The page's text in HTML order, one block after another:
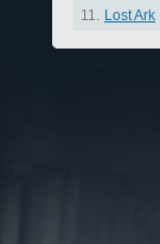
11. Lost Ark